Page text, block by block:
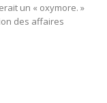
un « oxymore. »
des affaires